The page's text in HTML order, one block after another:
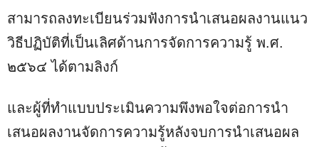
สามารถลงทะเบียนร่วมฟังการนำเสนอผลงานแนว
วิธีปฏิบัติที่เป็นเลิศด้านการจัดการความรู้ พ.ศ.
๒๕๖๔ ได้ตามลิงก์
และผู้ที่ทำแบบประเมินความพึงพอใจต่อการนำ
เสนอผลงานจัดการความรู้หลังจบการนำเสนอผล